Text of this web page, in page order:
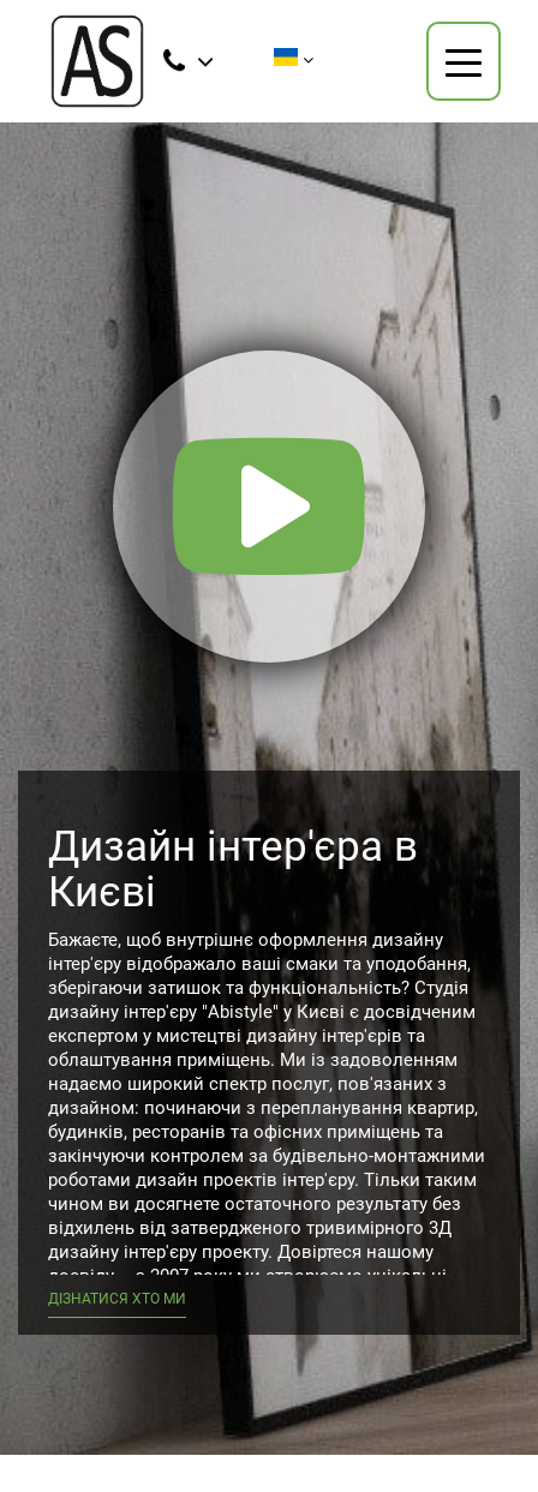
Дизайн інтер'єра в
Києві
Бажаєте, щоб внутрішнє оформлення дизайну
інтер'єру відображало ваші смаки та уподобання,
зберігаючи затишок та функціональність? Студія
дизайну інтер'єру "Abistyle" у Києві є досвідченим
експертом у мистецтві дизайну інтер'єрів та
облаштування приміщень. Ми із задоволенням
надаємо широкий спектр послуг, пов'язаних з
дизайном: починаючи з перепланування квартир,
будинків, ресторанів та офісних приміщень та
закінчуючи контролем за будівельно-монтажними
роботами дизайн проектів інтер'єру. Тільки таким
чином ви досягнете остаточного результату без
відхилень від затвердженого тривимірного 3Д
дизайну інтер'єру проекту. Довіртеся нашому
досвіду – з 2007 року ми створюємо унікальні
дизайн інтер'єрів та проектні рішення у столиці
України з огляду на останні тренди дизайн
Замовляючи дизайн інтер'єру Київ у AbiStyle,
розраховуйте на більше, ніж звичайний проект. Не
варто думати, що вийде швидко і дешево самому
втілити унікальний план квартири або котеджу. На
ДІЗНАТИСЯ ХТО МИ